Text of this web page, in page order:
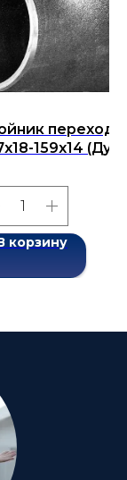
159х14 (Ду
17376-2001
корзину